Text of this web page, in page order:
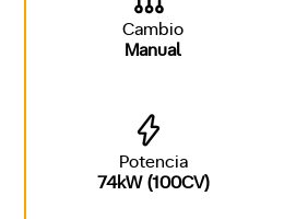
Cambio
Manual
Potencia
74kW (100CV)